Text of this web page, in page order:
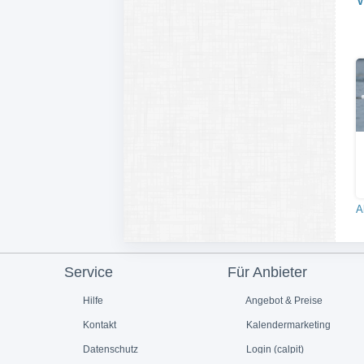
Service
Hilfe
Kontakt
Datenschutz
Für Anbieter
Angebot & Preise
Kalendermarketing
Login (calpit)